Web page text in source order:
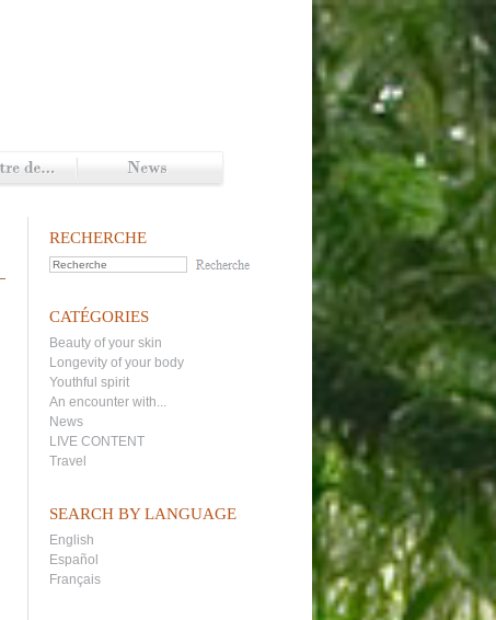
RECHERCHE
CATÉGORIES
Beauty of your skin
Longevity of your body
Youthful spirit
An encounter with...
News
LIVE CONTENT
Travel
SEARCH BY LANGUAGE
English
Español
Français